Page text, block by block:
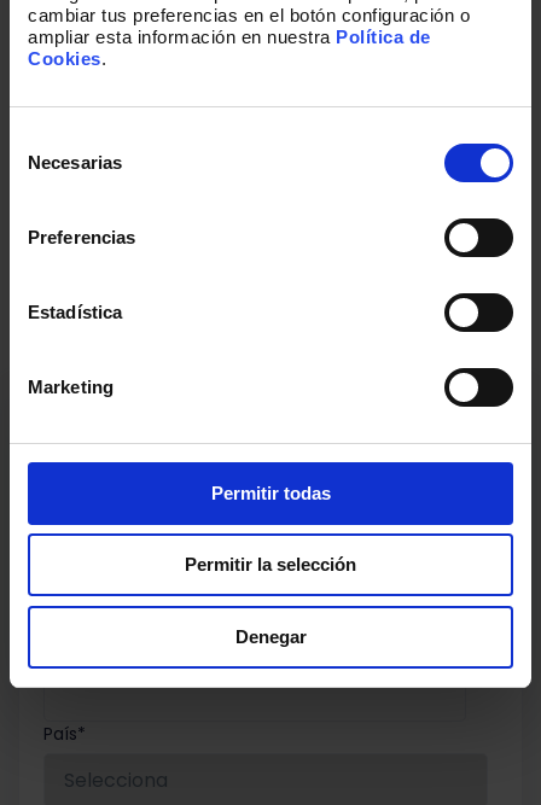
cambiar tus preferencias en el botón configuración o
ampliar esta información en nuestra Política de
Cookies.
Necesarias
Preferencias
Estadística
Marketing
Permitir todas
Permitir la selección
Denegar
Cualquier pregunta que tengas, un proyecto
saludarnos, estaremos encantados de
Nombre*
Apellido*
País*